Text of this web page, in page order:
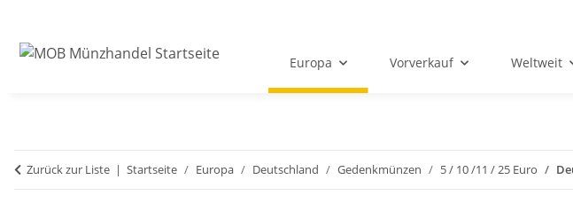
Europa Vorverkauf Weltweit
Zurück zur Liste Startseite Europa Deutschland Gedenkmünzen 5 / 10 /11 / 25 Euro